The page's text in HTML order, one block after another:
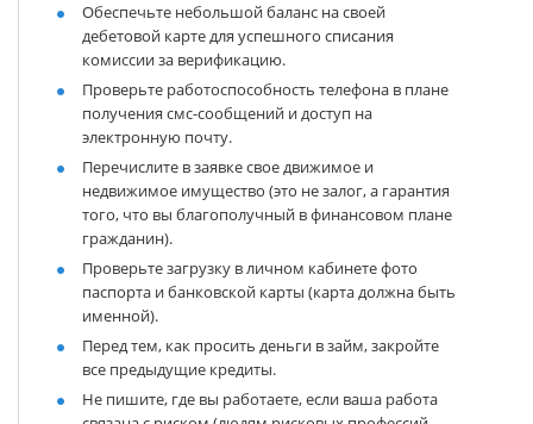
Обеспечьте небольшой баланс на своей
дебетовой карте для успешного списания
комиссии за верификацию.
Проверьте работоспособность телефона в плане
получения смс-сообщений и доступ на
электронную почту.
Перечислите в заявке свое движимое и
недвижимое имущество (это не залог, а гарантия
того, что вы благополучный в финансовом плане
гражданин).
Проверьте загрузку в личном кабинете фото
паспорта и банковской карты (карта должна быть
именной).
Перед тем, как просить деньги в займ, закройте
все предыдущие кредиты.
Не пишите, где вы работаете, если ваша работа